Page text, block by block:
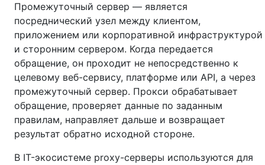
Промежуточный сервер — является
посреднический узел между клиентом,
приложением или корпоративной инфраструктурой
и сторонним сервером. Когда передается
обращение, он проходит не непосредственно к
целевому веб-сервису, платформе или API, а через
промежуточный сервер. Прокси обрабатывает
обращение, проверяет данные по заданным
правилам, направляет дальше и возвращает
результат обратно исходной стороне.
В IT-экосистеме proxy-серверы используются для